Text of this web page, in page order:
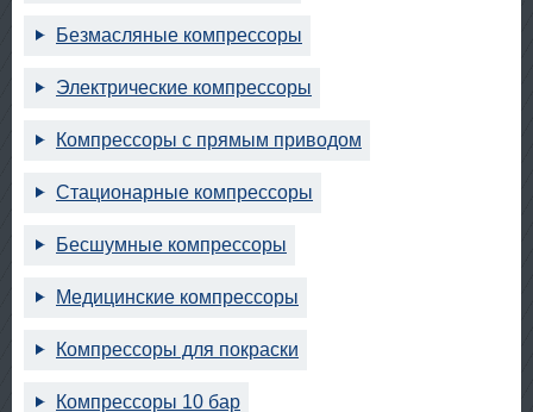
Безмасляные компрессоры
Электрические компрессоры
Компрессоры с прямым приводом
Стационарные компрессоры
Бесшумные компрессоры
Медицинские компрессоры
Компрессоры для покраски
Компрессоры 10 бар